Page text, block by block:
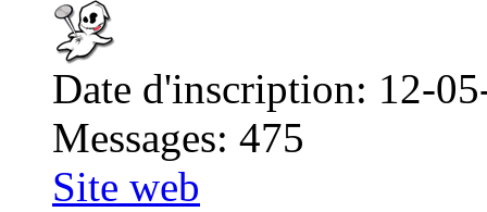
Date d'inscription: 12-
Messages: 475
Site web